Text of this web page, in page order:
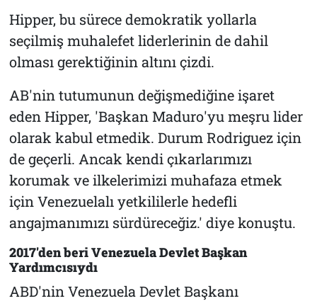
Hipper, bu sürece demokratik yollarla
seçilmiş muhalefet liderlerinin de dahil
olması gerektiğinin altını çizdi.
AB'nin tutumunun değişmediğine işaret
eden Hipper, 'Başkan Maduro'yu meşru lider
olarak kabul etmedik. Durum Rodriguez için
de geçerli. Ancak kendi çıkarlarımızı
korumak ve ilkelerimizi muhafaza etmek
için Venezuelalı yetkililerle hedefli
angajmanımızı sürdüreceğiz.' diye konuştu.
2017'den beri Venezuela Devlet Başkan
Yardımcısıydı
ABD'nin Venezuela Devlet Başkanı